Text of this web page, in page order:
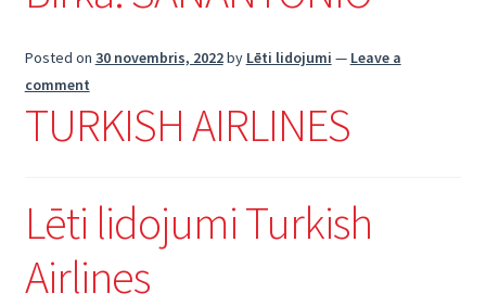
Posted on 30 novembris, 2022by Lēti lidojumi — Leave a
comment
TURKISH AIRLINES
Lēti lidojumi Turkish
Airlines